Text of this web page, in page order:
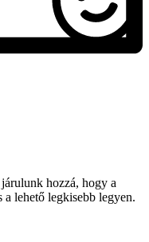
hozzá, hogy a
a lehető legkisebb legyen.